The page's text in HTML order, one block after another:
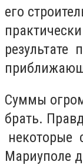
его
результате
Суммы
брать.
некоторые
Мариуполе